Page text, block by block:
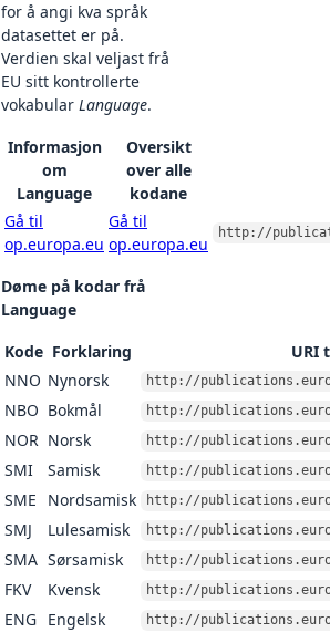
for å angi kva språk
datasettet er på.
Verdien skal veljast frå
EU sitt kontrollerte
vokabular Language.
Informasjon
om
Language
Oversikt
over alle
kodane
Gå til
op.europa.eu
Gå til
op.europa.eu
http://
Døme på kodar frå
Language
Kode Forklaring
URI
NNO Nynorsk http://
NBO Bokmål http://
NOR Norsk http://
SMI Samisk http://
SME Nordsamisk http://
SMJ Lulesamisk http://
SMA Sørsamisk http://
FKV Kvensk http://
ENG Engelsk http://